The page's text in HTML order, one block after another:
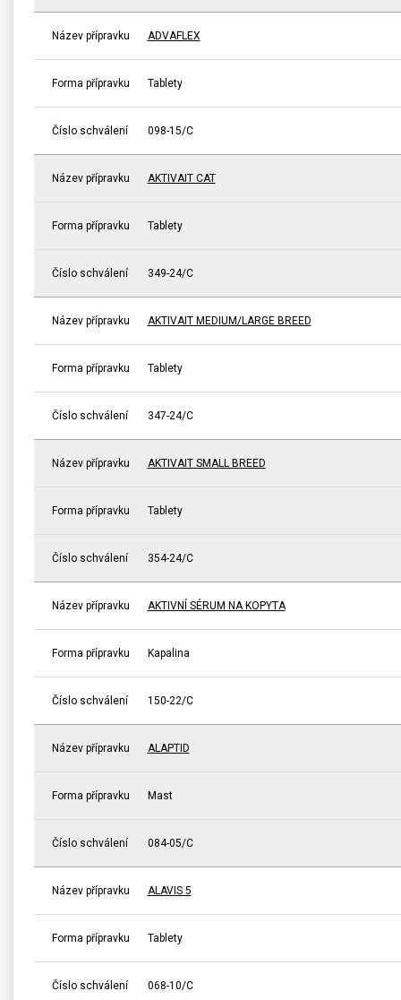
Název přípravku ADVAFLEX
Forma přípravku Tablety
Číslo schválení 098-15/C
Název přípravku AKTIVAIT CAT
Forma přípravku Tablety
Číslo schválení 349-24/C
Název přípravku AKTIVAIT MEDIUM/LARGE BREED
Forma přípravku Tablety
Číslo schválení 347-24/C
Název přípravku AKTIVAIT SMALL BREED
Forma přípravku Tablety
Číslo schválení 354-24/C
Název přípravku AKTIVNÍ SÉRUM NA KOPYTA
Forma přípravku Kapalina
Číslo schválení 150-22/C
Název přípravku ALAPTID
Forma přípravku Mast
Číslo schválení 084-05/C
Název přípravku ALAVIS 5
Forma přípravku Tablety
Číslo schválení 068-10/C